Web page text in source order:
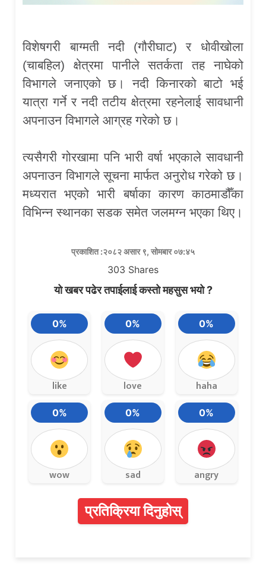
विशेषगरी बाग्मती नदी (गौरीघाट) र धोवीखोला
(चाबहिल) क्षेत्रमा पानीले सतर्कता तह नाघेको
विभागले जनाएको छ। नदी किनारको बाटो भई
यात्रा गर्ने र नदी तटीय क्षेत्रमा रहनेलाई सावधानी
अपनाउन विभागले आग्रह गरेको छ।
त्यसैगरी गोरखामा पनि भारी वर्षा भएकाले सावधानी
अपनाउन विभागले सूचना मार्फत अनुरोध गरेको छ।
मध्यरात भएको भारी बर्षाका कारण काठमाडौँका
विभिन्न स्थानका सडक समेत जलमग्न भएका थिए।
प्रकाशित :२०८२ असार ९, सोमबार ०७:४५
303 Shares
यो खबर पढेर तपाईलाई कस्तो महसुस भयो ?
0%
like
0%
love
0%
haha
0%
wow
0%
sad
0%
angry
प्रतिक्रिया दिनुहोस्